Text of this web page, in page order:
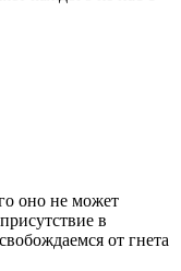
оно не может
в
от гнета